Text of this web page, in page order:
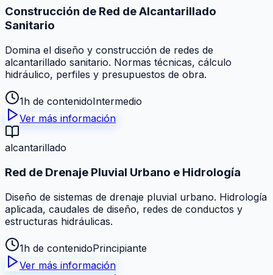
Construcción de Red de Alcantarillado
Sanitario
Domina el diseño y construcción de redes de
alcantarillado sanitario. Normas técnicas, cálculo
hidráulico, perfiles y presupuestos de obra.
1h de contenidoIntermedio
Ver más información
alcantarillado
Red de Drenaje Pluvial Urbano e Hidrología
Diseño de sistemas de drenaje pluvial urbano. Hidrología
aplicada, caudales de diseño, redes de conductos y
estructuras hidráulicas.
1h de contenidoPrincipiante
Ver más información